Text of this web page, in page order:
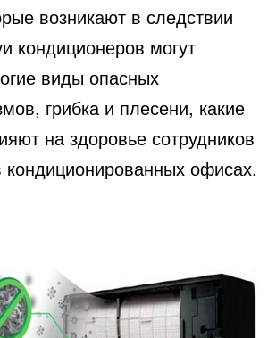
возникают в следствии
кондиционеров могут
виды опасных
грибка и плесени, какие
на здоровье сотрудников
кондиционированных офисах.